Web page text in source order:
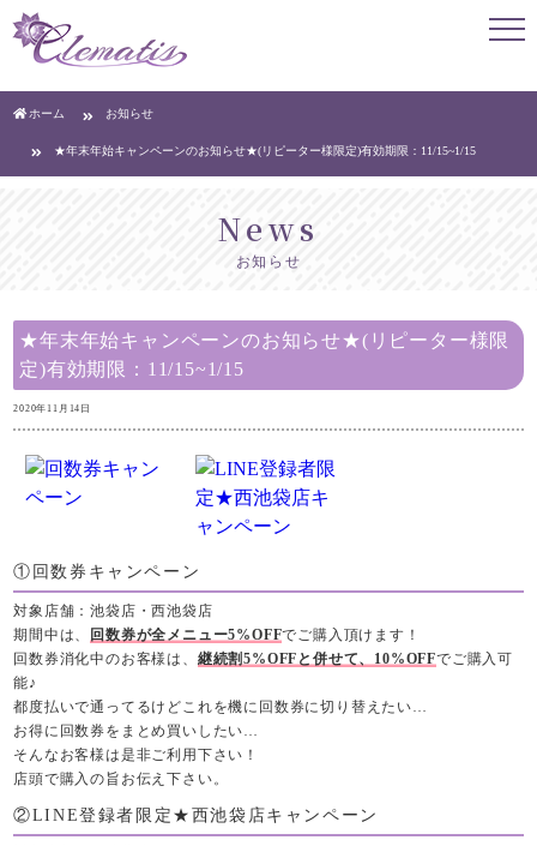
ホーム お知らせ
★年末年始キャンペーンのお知らせ★(リピーター様限定)有効期限：11/15~1/15
news
お知らせ
★年末年始キャンペーンのお知らせ★(リピーター様限
定)有効期限：11/15~1/15
2020年11月14日
①回数券キャンペーン
対象店舗：池袋店・西池袋店
期間中は、 回数券が全メニュー5%OFFでご購入頂けます！
回数券消化中のお客様は、 継続割5%OFFと併せて、10%OFFでご購入可
能♪
都度払いで通ってるけどこれを機に回数券に切り替えたい…
お得に回数券をまとめ買いしたい…
そんなお客様は是非ご利用下さい！
店頭で購入の旨お伝え下さい。
②LINE登録者限定★西池袋店キャンペーン